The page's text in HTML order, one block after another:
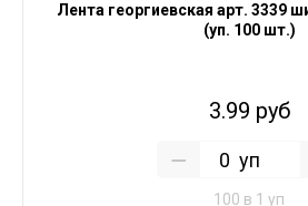
Лента георгиевская арт. 3339
(уп. 100 шт.)
3.99 руб
уп
100 в 1 уп